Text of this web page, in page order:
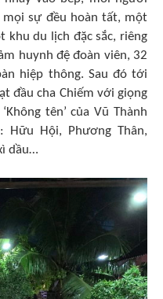
mọi sự đều hoàn tất, một
khu du lịch đặc sắc, riêng
huynh đệ đoàn viên, 32
hiệp thông. Sau đó tới
đầu cha Chiếm với giọng
tên’ của Vũ Thành
Hữu Hội, Phương Thân,
dầu…